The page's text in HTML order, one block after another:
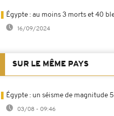
Égypte : au moins 3 morts et 40
16/09/2024
SUR LE MÊME PAYS
Égypte : un séisme de magnitude
03/08 - 09:46